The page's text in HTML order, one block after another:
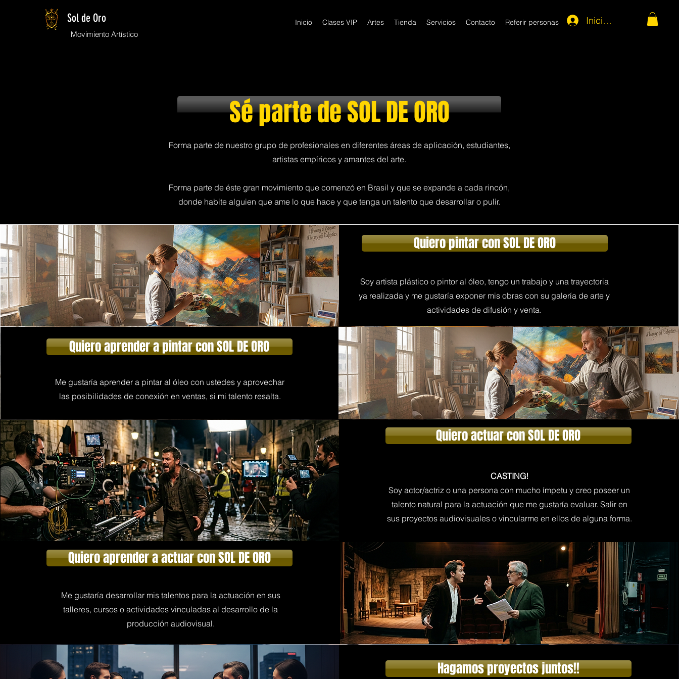
Sol de Oro
Movimiento Artístico
Inicio Clases VIP Artes Tienda Servicios Contacto Referir personas Iniciar Sesión
Sé parte de SOL DE ORO
Forma parte de nuestro grupo de profesionales en diferentes áreas de aplicación, estudiantes,
artistas empíricos y amantes del arte.
Forma parte de éste gran movimiento que comenzó en Brasil y que se expande a cada rincón,
donde habite alguien que ame lo que hace y que tenga un talento que desarrollar o pulir.
Quiero pintar con SOL DE ORO
Soy artista plástico o pintor al óleo, tengo un trabajo y una trayectoria
ya realizada y me gustaría exponer mis obras con su galería de arte y
actividades de difusión y venta.
Quiero aprender a pintar con SOL DE ORO
Me gustaría aprender a pintar al óleo con ustedes y aprovechar
las posibilidades de conexión en ventas, si mi talento resalta.
Quiero actuar con SOL DE ORO
CASTING!
Soy actor/actriz o una persona con mucho ímpetu y creo poseer un
talento natural para la actuación que me gustaría evaluar. Salir en
sus proyectos audiovisuales o vincularme en ellos de alguna forma.
Quiero aprender a actuar con SOL DE ORO
Me gustaría desarrollar mis talentos para la actuación en sus
talleres, cursos o actividades vinculadas al desarrollo de la
producción audiovisual.
Hagamos proyectos juntos!!